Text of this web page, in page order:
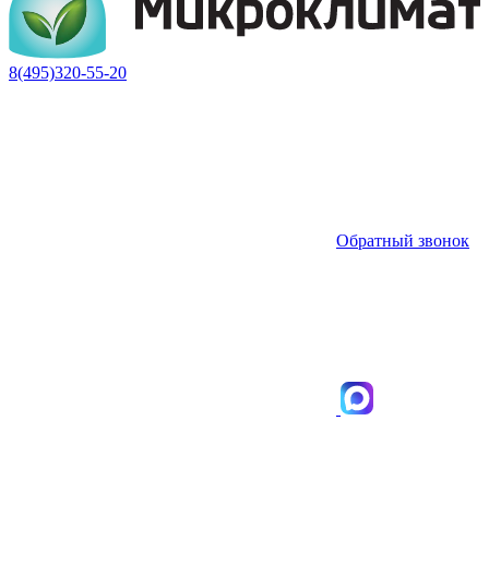
8(495)320-55-20
Обратный звонок